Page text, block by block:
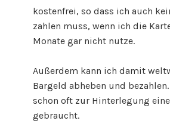
kostenfrei, so dass ich auch
zahlen muss, wenn ich die
Monate gar nicht nutze.
Außerdem kann ich damit
Bargeld abheben und
schon oft zur Hinterlegung
gebraucht.